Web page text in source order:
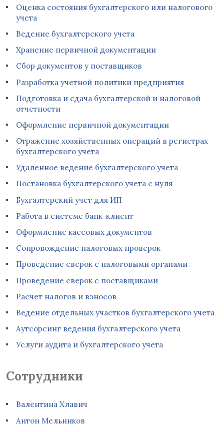
Оценка состояния бухгалтерского или налогового
учета
Ведение бухгалтерского учета
Хранение первичной документации
Сбор документов у поставщиков
Разработка учетной политики предприятия
Подготовка и сдача бухгалтерской и налоговой
отчетности
Оформление первичной документации
Отражение хозяйственных операций в регистрах
бухгалтерского учета
Удаленное ведение бухгалтерского учета
Постановка бухгалтерского учета с нуля
Бухгалтерский учет для ИП
Работа в системе банк-клиент
Оформление кассовых документов
Сопровождение налоговых проверок
Проведение сверок с налоговыми органами
Проведение сверок с поставщиками
Расчет налогов и взносов
Ведение отдельных участков бухгалтерского учета
Аутсорсинг ведения бухгалтерского учета
Услуги аудита и бухгалтерского учета
Сотрудники
Валентина Хлавич
Антон Мельников